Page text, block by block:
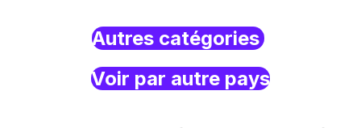
Autres catégories
Voir par autre pays